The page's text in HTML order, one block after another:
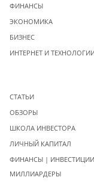
ФИНАНСЫ
ЭКОНОМИКА
БИЗНЕС
ИНТЕРНЕТ И
СТАТЬИ
ОБЗОРЫ
ШКОЛА ИНВЕСТОРА
ЛИЧНЫЙ КАПИТАЛ
ФИНАНСЫ |
МИЛЛИАРДЕРЫ